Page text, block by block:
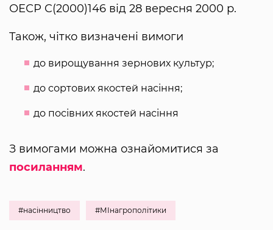
ОЕСР C(2000)146 від 28 вересня 2000 р.
Також, чітко визначені вимоги
до вирощування зернових культур;
до сортових якостей насіння;
до посівних якостей насіння
З вимогами можна ознайомитися за
посиланням.
#насінництво #МІнагрополітики